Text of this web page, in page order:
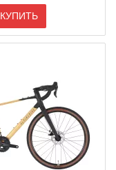
КУПИТЬ